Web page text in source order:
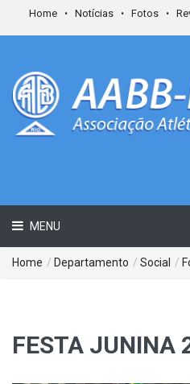
Home Notícias Fotos
MENU
Home / Departamento / Social /
FESTA JUNINA